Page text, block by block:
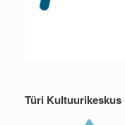
Türi Kultuurikeskus